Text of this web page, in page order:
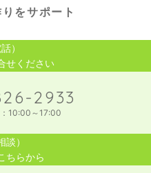
をサポート
）
せください
2933
10:00～17:00
談）
ちらから